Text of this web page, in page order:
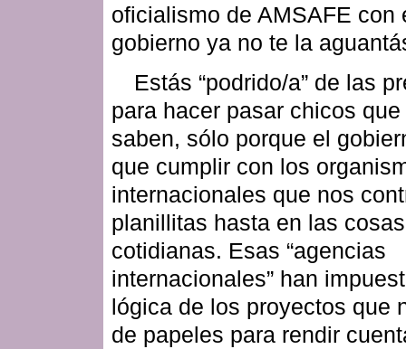
oficialismo de AMSAFE con
gobierno ya no te la
Estás “podrido/a” de las
para hacer pasar chicos que
saben, sólo porque el
que cumplir con los
internacionales que nos
planillitas hasta en las
cotidianas. Esas “agencias
internacionales” han
lógica de los proyectos que
de papeles para rendir